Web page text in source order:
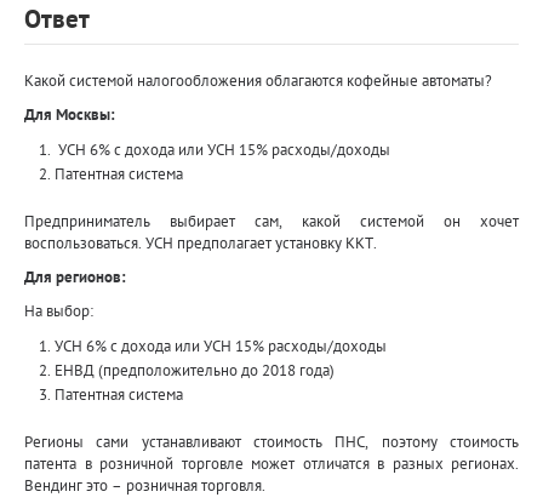
Ответ
Какой системой налогообложения облагаются кофейные автоматы?
Для Москвы:
УСН 6% с дохода или УСН 15% расходы/доходы
Патентная система
Предприниматель выбирает сам, какой системой он хочет
воспользоваться. УСН предполагает установку ККТ.
Для регионов:
На выбор:
УСН 6% с дохода или УСН 15% расходы/доходы
ЕНВД (предположительно до 2018 года)
Патентная система
Регионы сами устанавливают стоимость ПНС, поэтому стоимость
патента в розничной торговле может отличатся в разных регионах.
Вендинг это – розничная торговля.